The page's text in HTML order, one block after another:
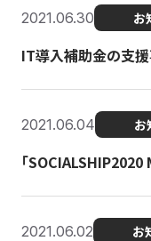
2021.06.30 お
IT導入補助金の支援
2021.06.04 お
「SOCIALSHIP2020
2021.06.02 お